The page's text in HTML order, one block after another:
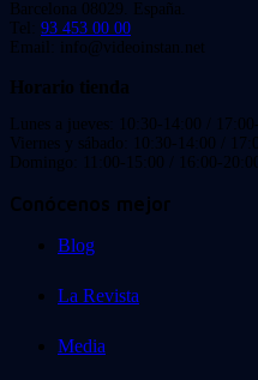
Barcelona 08029. España.
Tel: 93 453 00 00
Email: info@videoinstan.net
Horario tienda
Lunes a jueves: 10:30-14:00 / 17:00-
Viernes y sábado: 10:30-14:00 /
Domingo: 11:00-15:00 / 16:00-20:00
Conócenos mejor
Blog
La Revista
Media